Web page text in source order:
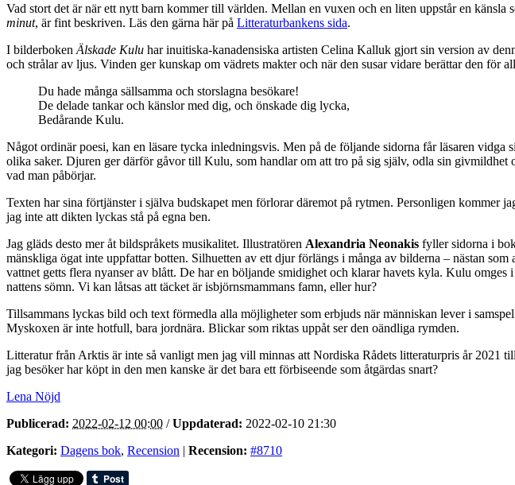
Vad stort det är när ett nytt barn kommer till världen. Mellan en vuxen och en liten uppstår en
minut, är fint beskriven. Läs den gärna här på Litteraturbankens sida.
I bilderboken Älskade Kulu har inuitiska-kanadensiska artisten Celina Kalluk gjort sin version av
och strålar av ljus. Vinden ger kunskap om vädrets makter och när den susar vidare berättar den för
Du hade många sällsamma och storslagna besökare!
De delade tankar och känslor med dig, och önskade dig lycka,
Bedårande Kulu.
Något ordinär poesi, kan en läsare tycka inledningsvis. Men på de följande sidorna får läsaren
olika saker. Djuren ger därför gåvor till Kulu, som handlar om att tro på sig själv, odla sin givmildhet
vad man påbörjar.
Texten har sina förtjänster i själva budskapet men förlorar däremot på rytmen. Personligen kommer
jag inte att dikten lyckas stå på egna ben.
Jag gläds desto mer åt bildspråkets musikalitet. Illustratören Alexandria Neonakis fyller sidorna i
mänskliga ögat inte uppfattar botten. Silhuetten av ett djur förlängs i många av bilderna – nästan
vattnet getts flera nyanser av blått. De har en böljande smidighet och klarar havets kyla. Kulu
nattens sömn. Vi kan låtsas att täcket är isbjörnsmammans famn, eller hur?
Tillsammans lyckas bild och text förmedla alla möjligheter som erbjuds när människan lever i
Myskoxen är inte hotfull, bara jordnära. Blickar som riktas uppåt ser den oändliga rymden.
Litteratur från Arktis är inte så vanligt men jag vill minnas att Nordiska Rådets litteraturpris år 2021
jag besöker har köpt in den men kanske är det bara ett förbiseende som åtgärdas snart?
Lena Nöjd
Publicerad: 2022-02-12 00:00 /Uppdaterad: 2022-02-10 21:30
Kategori: Dagens bok, Recension | Recension: #8710